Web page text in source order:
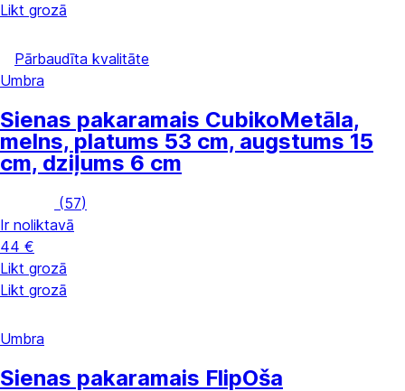
Likt grozā
Pārbaudīta kvalitāte
Umbra
Sienas pakaramais CubikoMetāla,
melns, platums 53 cm, augstums 15
cm, dziļums 6 cm
(57)
Ir noliktavā
44 €
Likt grozā
Likt grozā
Umbra
Sienas pakaramais FlipOša